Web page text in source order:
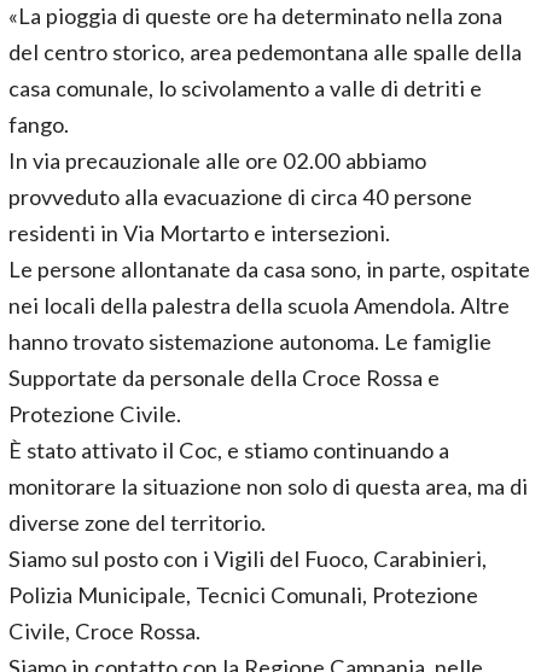
«La pioggia di queste ore ha determinato nella zona
del centro storico, area pedemontana alle spalle della
casa comunale, lo scivolamento a valle di detriti e
fango.
In via precauzionale alle ore 02.00 abbiamo
provveduto alla evacuazione di circa 40 persone
residenti in Via Mortarto e intersezioni.
Le persone allontanate da casa sono, in parte, ospitate
nei locali della palestra della scuola Amendola. Altre
hanno trovato sistemazione autonoma. Le famiglie
Supportate da personale della Croce Rossa e
Protezione Civile.
È stato attivato il Coc, e stiamo continuando a
monitorare la situazione non solo di questa area, ma di
diverse zone del territorio.
Siamo sul posto con i Vigili del Fuoco, Carabinieri,
Polizia Municipale, Tecnici Comunali, Protezione
Civile, Croce Rossa.